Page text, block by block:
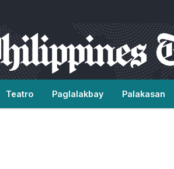
Teatro Paglalakbay Palakasan